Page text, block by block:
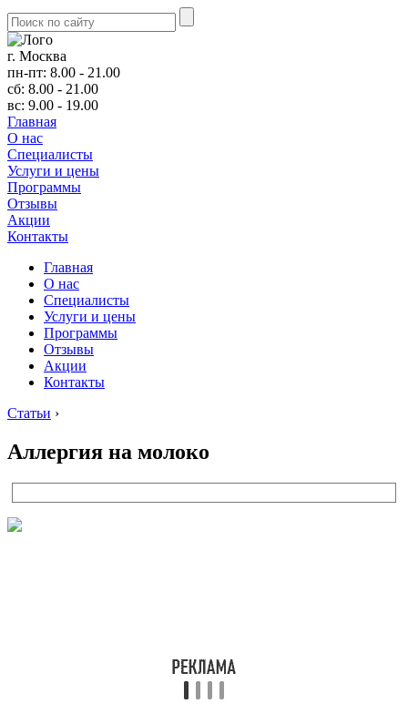
г. Москва
пн-пт: 8.00 - 21.00
сб: 8.00 - 21.00
вс: 9.00 - 19.00
Главная
О нас
Cпециалисты
Услуги и цены
Программы
Отзывы
Акции
Контакты
Главная
О нас
Cпециалисты
Услуги и цены
Программы
Отзывы
Акции
Контакты
Статьи ›
Аллергия на молоко